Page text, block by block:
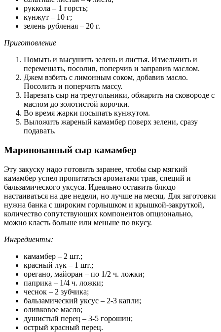
руккола – 1 горсть;
кунжут – 10 г;
зелень рубленая – 20 г.
Приготовление
Помыть и высушить зелень и листья. Измельчить и
перемешать, посолив, поперчив и заправив маслом.
Джем взбить с лимонным соком, добавив масло.
Посолить и поперчить массу.
Нарезать сыр на треугольники, обжарить на сковороде с
маслом до золотистой корочки.
Во время жарки посыпать кунжутом.
Выложить жареный камамбер поверх зелени, сразу
подавать.
Маринованный сыр камамбер
Эту закуску надо готовить заранее, чтобы сыр мягкий
камамбер успел пропитаться ароматами трав, специй и
бальзамического уксуса. Идеально оставить блюдо
настаиваться на две недели, но лучше на месяц. Для заготовки
нужна банка с широким горлышком и крышкой-закруткой,
количество сопутствующих компонентов опционально,
можно класть больше или меньше по вкусу.
Ингредиенты:
камамбер – 2 шт.;
красный лук – 1 шт.;
орегано, майоран – по 1/2 ч. ложки;
паприка – 1/4 ч. ложки;
чеснок – 2 зубчика;
бальзамический уксус – 2-3 капли;
оливковое масло;
душистый перец – 3-5 горошин;
острый красный перец.